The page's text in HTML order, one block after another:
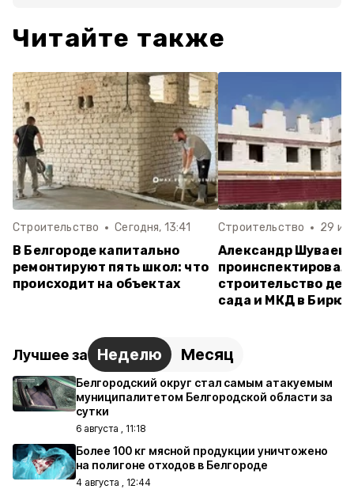
Читайте также
Строительство Сегодня, 13:41
В Белгороде капитально
ремонтируют пять школ: что
происходит на объектах
Строительство 29
Александр Шуваев
проинспектировал
строительство
сада и МКД в
Лучшее за Неделю Месяц
Белгородский округ стал самым атакуемым
муниципалитетом Белгородской области за
сутки
6 августа , 11:18
Более 100 кг мясной продукции уничтожено
на полигоне отходов в Белгороде
4 августа , 12:44